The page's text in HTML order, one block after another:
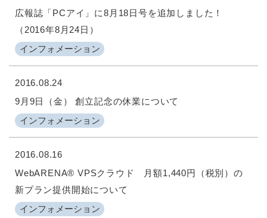
インフォメーション
広報誌「PCアイ」に8月18日号を追加しました！
（2016年8月24日）
2016.08.24
インフォメーション
9月9日（金） 創立記念の休業について
2016.08.16
インフォメーション
WebARENA® VPSクラウド 月額1,440円（税別）の
新プラン提供開始について